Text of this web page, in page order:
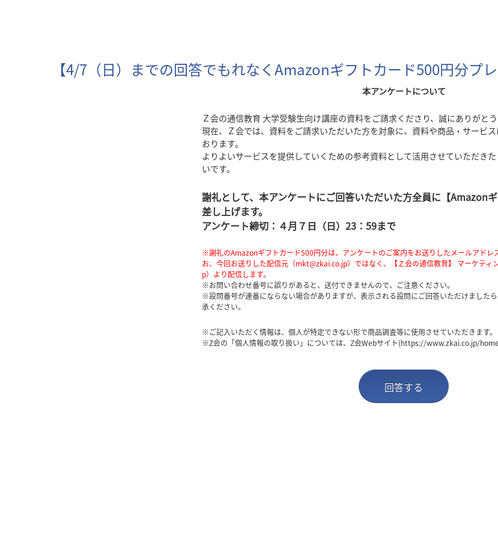
【4/7（日）までの回答でもれなくAmazonギフトカード500円分プ
本アンケートについて
Ｚ会の通信教育 大学受験生向け講座の資料をご請求くださり、誠にありがとう
現在、Ｚ会では、資料をご請求いただいた方を対象に、資料や商品・サービ
おります。
よりよいサービスを提供していくための参考資料として活用させていただき
いです。
謝礼として、本アンケートにご回答いただいた方全員に【Amazon
差し上げます。
アンケート締切：４月７日（日）23：59まで
※謝礼のAmazonギフトカード500円分は、アンケートのご案内をお送りしたメールアドレ
お、今回お送りした配信元（mkt@zkai.co.jp）ではなく、【Ｚ会の通信教育】 マーケテ
p）より配信します。
※お問い合わせ番号に誤りがあると、送付できませんので、ご注意ください。
※設問番号が連番にならない場合がありますが、表示される設問にご回答いただけました
承ください。
※ご記入いただく情報は、個人が特定できない形で商品調査等に使用させていただきます。
※Z会の「個人情報の取り扱い」については、Z会Webサイト(https://www.zkai.co.jp/
回答する